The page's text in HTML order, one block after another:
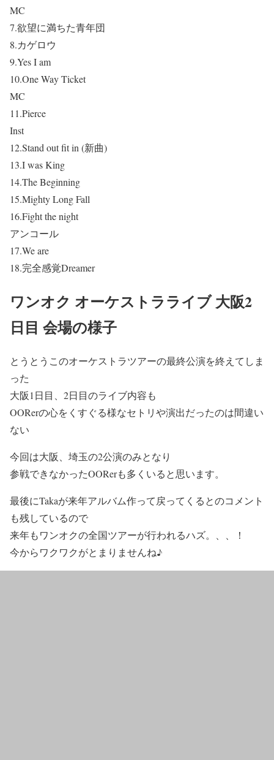
MC
7.欲望に満ちた青年団
8.カゲロウ
9.Yes I am
10.One Way Ticket
MC
11.Pierce
Inst
12.Stand out fit in (新曲)
13.I was King
14.The Beginning
15.Mighty Long Fall
16.Fight the night
アンコール
17.We are
18.完全感覚Dreamer
ワンオク オーケストラライブ 大阪2
日目 会場の様子
とうとうこのオーケストラツアーの最終公演を終えてしま
った
大阪1日目、2日目のライブ内容も
OORerの心をくすぐる様なセトリや演出だったのは間違い
ない
今回は大阪、埼玉の2公演のみとなり
参戦できなかったOORerも多くいると思います。
最後にTakaが来年アルバム作って戻ってくるとのコメント
も残しているので
来年もワンオクの全国ツアーが行われるハズ。、、！
今からワクワクがとまりませんね♪